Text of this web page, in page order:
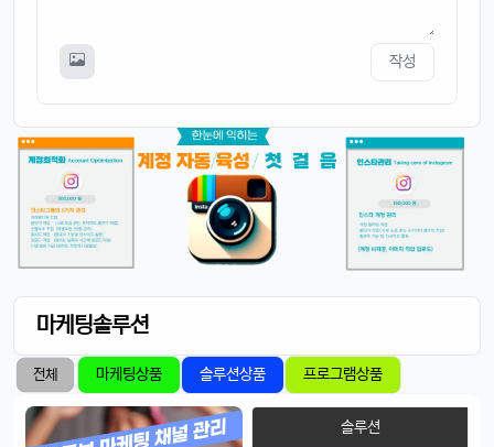
작성
마케팅솔루션
전체 마케팅상품 솔루션상품 프로그램상품
솔루션